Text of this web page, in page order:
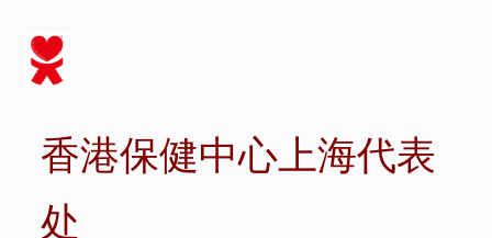
香港保健中心上海代表
处